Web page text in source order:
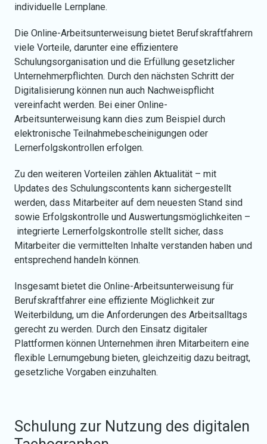
individuelle Lernplane.
Die Online-Arbeitsunterweisung bietet Berufskraftfahrern
viele Vorteile, darunter eine effizientere
Schulungsorganisation und die Erfüllung gesetzlicher
Unternehmerpflichten. Durch den nächsten Schritt der
Digitalisierung können nun auch Nachweispflicht
vereinfacht werden. Bei einer Online-
Arbeitsunterweisung kann dies zum Beispiel durch
elektronische Teilnahmebescheinigungen oder
Lernerfolgskontrollen erfolgen.
Zu den weiteren Vorteilen zählen Aktualität – mit
Updates des Schulungscontents kann sichergestellt
werden, dass Mitarbeiter auf dem neuesten Stand sind
sowie Erfolgskontrolle und Auswertungsmöglichkeiten –
integrierte Lernerfolgskontrolle stellt sicher, dass
Mitarbeiter die vermittelten Inhalte verstanden haben und
entsprechend handeln können.
Insgesamt bietet die Online-Arbeitsunterweisung für
Berufskraftfahrer eine effiziente Möglichkeit zur
Weiterbildung, um die Anforderungen des Arbeitsalltags
gerecht zu werden. Durch den Einsatz digitaler
Plattformen können Unternehmen ihren Mitarbeitern eine
flexible Lernumgebung bieten, gleichzeitig dazu beitragt,
gesetzliche Vorgaben einzuhalten.
Schulung zur Nutzung des digitalen